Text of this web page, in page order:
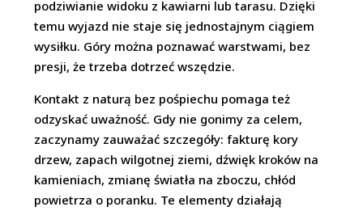
podziwianie widoku z kawiarni lub tarasu. Dzięki
temu wyjazd nie staje się jednostajnym ciągiem
wysiłku. Góry można poznawać warstwami, bez
presji, że trzeba dotrzeć wszędzie.
Kontakt z naturą bez pośpiechu pomaga też
odzyskać uważność. Gdy nie gonimy za celem,
zaczynamy zauważać szczegóły: fakturę kory
drzew, zapach wilgotnej ziemi, dźwięk kroków na
kamieniach, zmianę światła na zboczu, chłód
powietrza o poranku. Te elementy działają